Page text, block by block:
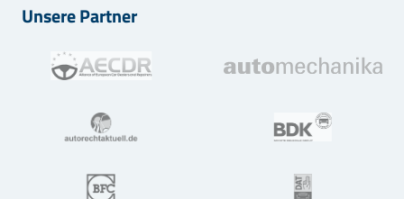
Unsere Partner